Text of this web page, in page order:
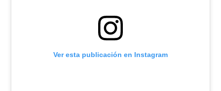
Ver esta publicación en Instagram